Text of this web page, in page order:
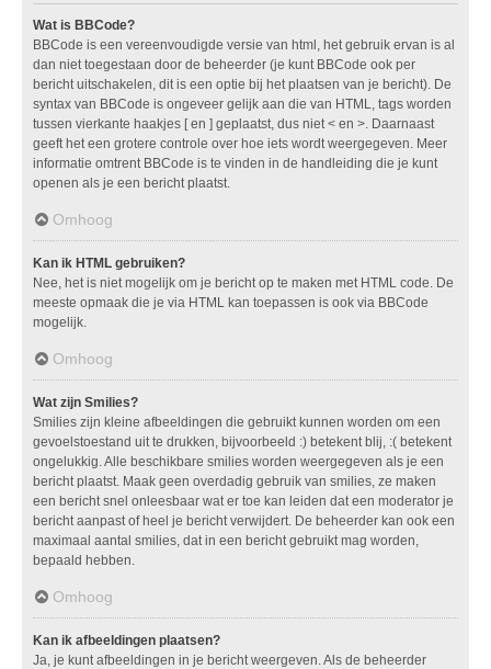
Wat is BBCode?
BBCode is een vereenvoudigde versie van html, het gebruik ervan is al
dan niet toegestaan door de beheerder (je kunt BBCode ook per
bericht uitschakelen, dit is een optie bij het plaatsen van je bericht). De
syntax van BBCode is ongeveer gelijk aan die van HTML, tags worden
tussen vierkante haakjes [ en ] geplaatst, dus niet < en >. Daarnaast
geeft het een grotere controle over hoe iets wordt weergegeven. Meer
informatie omtrent BBCode is te vinden in de handleiding die je kunt
openen als je een bericht plaatst.
Omhoog
Kan ik HTML gebruiken?
Nee, het is niet mogelijk om je bericht op te maken met HTML code. De
meeste opmaak die je via HTML kan toepassen is ook via BBCode
mogelijk.
Omhoog
Wat zijn Smilies?
Smilies zijn kleine afbeeldingen die gebruikt kunnen worden om een
gevoelstoestand uit te drukken, bijvoorbeeld :) betekent blij, :( betekent
ongelukkig. Alle beschikbare smilies worden weergegeven als je een
bericht plaatst. Maak geen overdadig gebruik van smilies, ze maken
een bericht snel onleesbaar wat er toe kan leiden dat een moderator je
bericht aanpast of heel je bericht verwijdert. De beheerder kan ook een
maximaal aantal smilies, dat in een bericht gebruikt mag worden,
bepaald hebben.
Omhoog
Kan ik afbeeldingen plaatsen?
Ja, je kunt afbeeldingen in je bericht weergeven. Als de beheerder